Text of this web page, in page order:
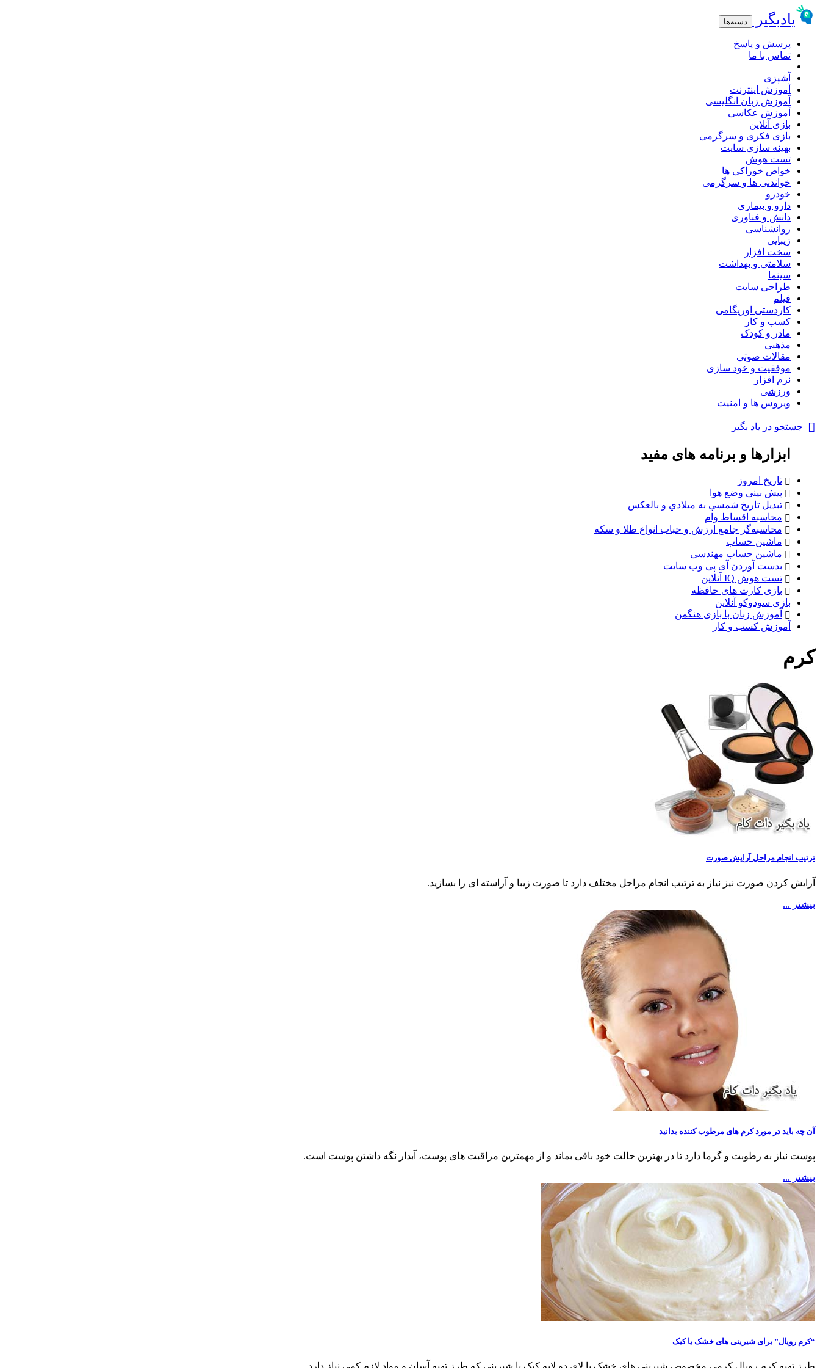
یادبگیر دسته‌ها
پرسش و پاسخ
تماس با ما
آشپزی
آموزش اینترنت
آموزش زبان انگلیسی
آموزش عکاسی
بازی آنلاین
بازی فکری و سرگرمی
بهینه سازی سایت
تست هوش
خواص خوراکی ها
خواندنی ها و سرگرمی
خودرو
دارو و بیماری
دانش و فناوری
روانشناسی
زیبایی
سخت افزار
سلامتی و بهداشت
سینما
طراحی سایت
فیلم
کاردستی اوریگامی
کسب و کار
مادر و کودک
مذهبی
مقالات صوتی
موفقیت و خود سازی
نرم افزار
ورزشی
ویروس ها و امنیت
جستجو در یاد بگیر
ابزارها و برنامه های مفید
تاریخ امروز
پیش بینی وضع هوا
تبديل تاريخ شمسي به ميلادي و بالعكس
محاسبه اقساط وام
محاسبه‌گر جامع ارزش و حباب انواع طلا و سکه
ماشین حساب
ماشین حساب مهندسی
بدست آوردن آی پی وب سایت
تست هوش IQ آنلاین
بازی کارت های حافظه
بازی سودوکو آنلاین
آموزش زبان با بازی هنگمن
آموزش کسب و کار
کرم
ترتیب انجام مراحل آرایش صورت
آرایش کردن صورت نیز نیاز به ترتیب انجام مراحل مختلف دارد تا صورت زیبا و آراسته ای را بسازید.
بیشتر ...
آن چه باید در مورد کرم های مرطوب کننده بدانید
پوست نیاز به رطوبت و گرما دارد تا در بهترین حالت خود باقی بماند و از مهمترین مراقبت های پوست، آبدار نگه داشتن پوست است.
بیشتر ...
“کرم رویال” برای شیرینی های خشک یا کیک